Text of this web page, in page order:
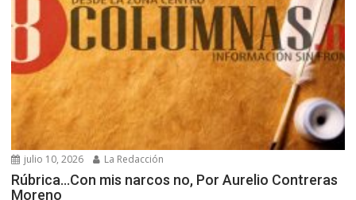
julio 10, 2026 La Redacción
Rúbrica…Con mis narcos no, Por Aurelio Contreras
Moreno